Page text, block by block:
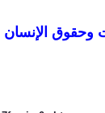
وحقوق